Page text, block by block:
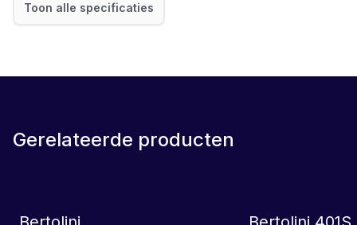
Toon alle specificaties
Gerelateerde producten